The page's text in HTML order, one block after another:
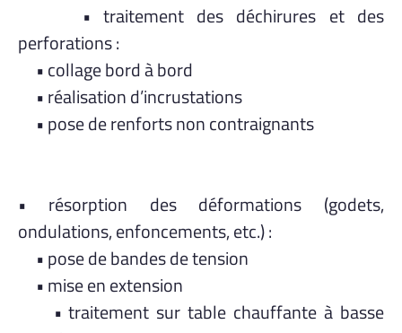
• traitement des déchirures et des
perforations :
• collage bord à bord
• réalisation d’incrustations
• pose de renforts non contraignants
• résorption des déformations (godets,
ondulations, enfoncements, etc.) :
• pose de bandes de tension
• mise en extension
• traitement sur table chauffante à basse